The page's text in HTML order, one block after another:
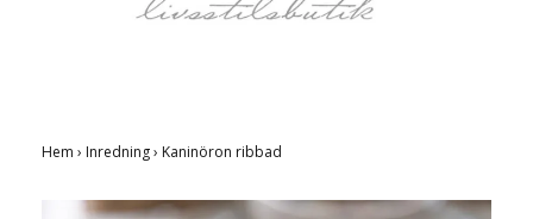
Hem › Inredning› Kaninöron ribbad